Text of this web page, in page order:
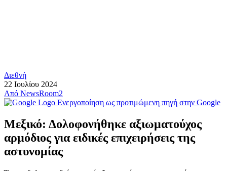
Διεθνή
22 Ιουλίου 2024
Από NewsRoom2
Ενεργοποίηση ως προτιμώμενη πηγή στην Google
Μεξικό: Δολοφονήθηκε αξιωματούχος
αρμόδιος για ειδικές επιχειρήσεις της
αστυνομίας